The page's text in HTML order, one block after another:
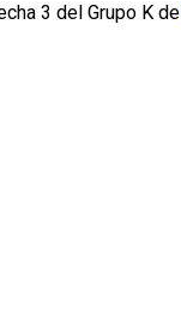
3 del Grupo K del